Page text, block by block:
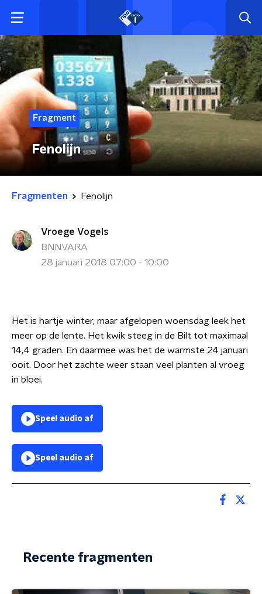
Fragment
Fenolijn
Fragmenten Fenolijn
Vroege Vogels
BNNVARA
28 januari 2018 07:00 - 10:00
Het is hartje winter, maar afgelopen woensdag leek het
meer op de lente. Het kwik steeg in de Bilt tot maximaal
14,4 graden. En daarmee was het de warmste 24 januari
ooit. Door het zachte weer staan veel planten al vroeg
in bloei.
Speel audio af
Speel audio af
Recente fragmenten